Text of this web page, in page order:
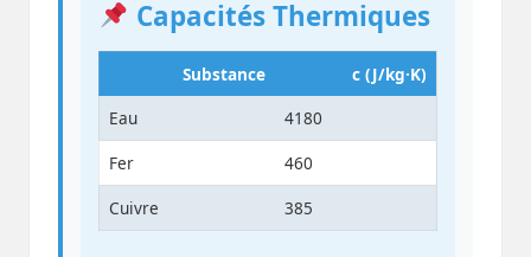
Capacités Thermiques
Substance
c (J/kg·K)
Eau
4180
Fer
460
Cuivre
385